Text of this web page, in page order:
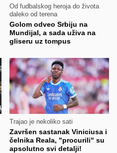
Od fudbalskog heroja do života
daleko od terena
Golom odveo Srbiju na
Mundijal, a sada uživa na
gliseru uz tompus
Trajao je nekoliko sati
Završen sastanak Viniciusa i
čelnika Reala, "procurili" su
apsolutno svi detalji!